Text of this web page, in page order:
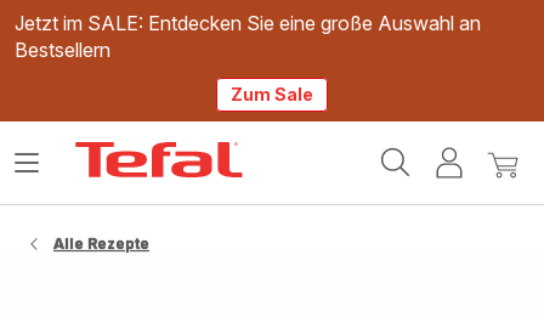
Jetzt im SALE: Entdecken Sie eine große Auswahl an
Bestsellern
Zum Sale
Mein
Mein
Das
Alle Rezepte